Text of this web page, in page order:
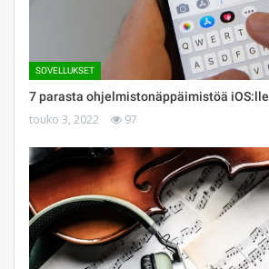
SOVELLUKSET
7 parasta ohjelmistonäppäimistöä iOS:lle
touko 3, 2022 97